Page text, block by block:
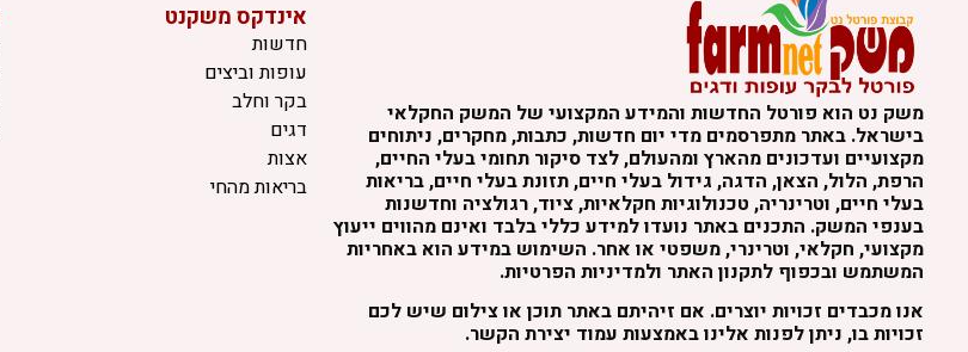
משק נט הוא פורטל החדשות והמידע המקצועי של המשק החקלאי
בישראל. באתר מתפרסמים מדי יום חדשות, כתבות, מחקרים, ניתוחים
מקצועיים ועדכונים מהארץ ומהעולם, לצד סיקור תחומי בעלי החיים,
הרפת, הלול, הצאן, הדגה, גידול בעלי חיים, תזונת בעלי חיים, בריאות
בעלי חיים, וטרינריה, טכנולוגיות חקלאיות, ציוד, רגולציה וחדשנות
בענפי המשק. התכנים באתר נועדו למידע כללי בלבד ואינם מהווים ייעוץ
מקצועי, חקלאי, וטרינרי, משפטי או אחר. השימוש במידע הוא באחריות
המשתמש ובכפוף לתקנון האתר ולמדיניות הפרטיות.
אנו מכבדים זכויות יוצרים. אם זיהיתם באתר תוכן או צילום שיש לכם
זכויות בו, ניתן לפנות אלינו באמצעות עמוד יצירת הקשר.
אינדקס משקנט
חדשות
עופות וביצים
בקר וחלב
דגים
אצות
בריאות מהחי